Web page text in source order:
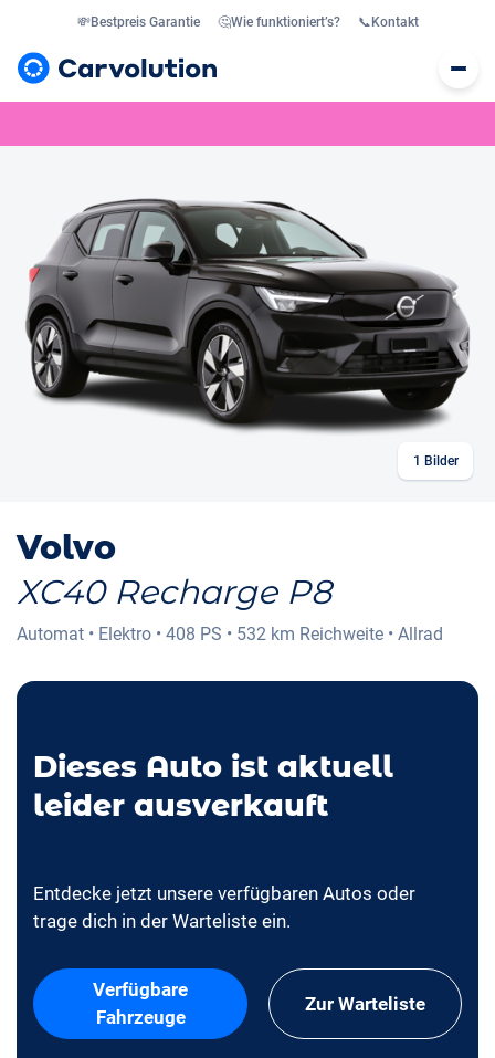
💸Bestpreis Garantie 🤔Wie funktioniert’s? 📞 Kontakt
1 Bilder
Volvo
XC40 Recharge P8
Automat • Elektro • 408 PS • 532 km Reichweite • Allrad
Dieses Auto ist aktuell
leider ausverkauft
Entdecke jetzt unsere verfügbaren Autos oder
trage dich in der Warteliste ein.
Verfügbare
Fahrzeuge
Zur Warteliste